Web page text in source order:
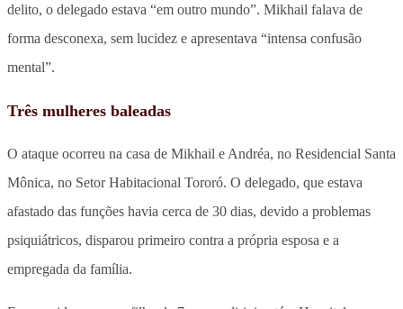
delito, o delegado estava “em outro mundo”. Mikhail falava de
forma desconexa, sem lucidez e apresentava “intensa confusão
mental”.
Três mulheres baleadas
O ataque ocorreu na casa de Mikhail e Andréa, no Residencial Santa
Mônica, no Setor Habitacional Tororó. O delegado, que estava
afastado das funções havia cerca de 30 dias, devido a problemas
psiquiátricos, disparou primeiro contra a própria esposa e a
empregada da família.